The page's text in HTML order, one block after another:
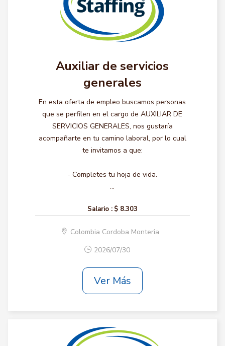
Auxiliar de servicios
generales
En esta oferta de empleo buscamos personas
que se perfilen en el cargo de AUXILIAR DE
SERVICIOS GENERALES, nos gustaría
acompañarte en tu camino laboral, por lo cual
te invitamos a que:
- Completes tu hoja de vida.
...
Salario : $ 8.303
Colombia Cordoba Monteria
2026/07/30
Ver Más